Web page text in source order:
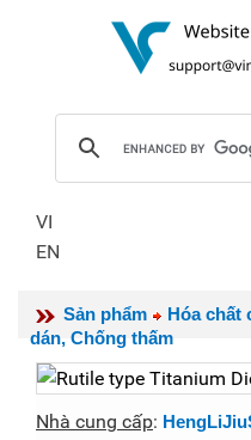
VI
EN
Sản phẩm Hóa chất
dán, Chống thấm
Nhà cung cấp: